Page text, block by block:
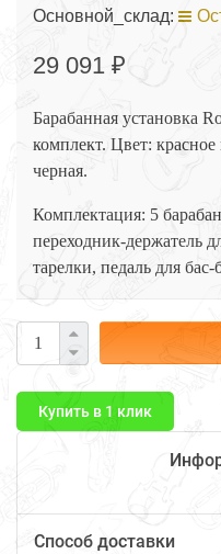
Основной_склад:
29 091 ₽
Барабанная установка
комплект. Цвет:
черная.
Комплектация: 5
переходник-держатель
тарелки, педаль для бас-
Купить в 1 клик
Способ доставки